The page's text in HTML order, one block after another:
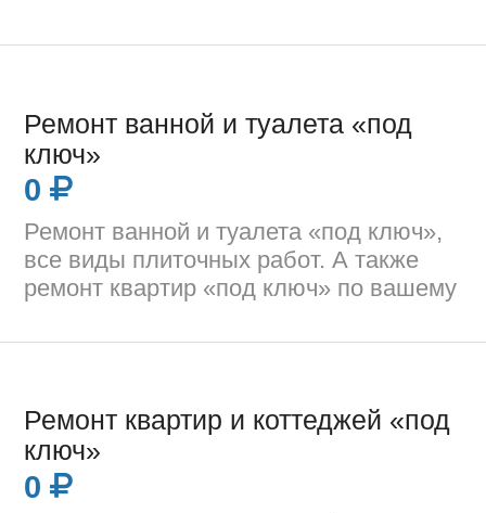
Ремонт ванной и туалета «под
ключ»
0
Ремонт ванной и туалета «под ключ»,
все виды плиточных работ. А также
ремонт квартир «под ключ» по вашему
Ремонт квартир и коттеджей «под
ключ»
0